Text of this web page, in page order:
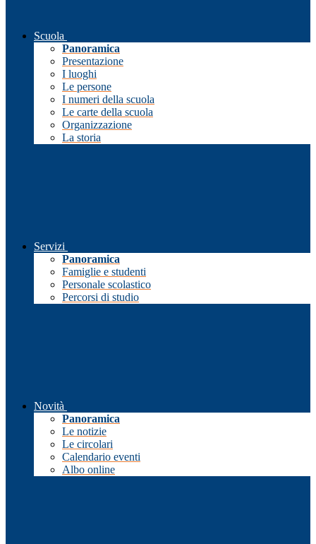
Scuola
Panoramica
Presentazione
I luoghi
Le persone
I numeri della scuola
Le carte della scuola
Organizzazione
La storia
Servizi
Panoramica
Famiglie e studenti
Personale scolastico
Percorsi di studio
Novità
Panoramica
Le notizie
Le circolari
Calendario eventi
Albo online